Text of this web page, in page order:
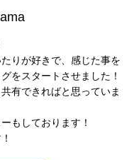
りが好きで、感じた事を
をスタートさせました！
有できればと思っていま
もしております！